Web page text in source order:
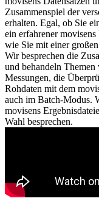
Zusammenspiel der
erhalten. Egal, ob Sie
ein erfahrener
wie Sie mit einer
Wir besprechen die
und behandeln
Messungen, die
Rohdaten mit dem
auch im Batch-Modus.
movisens
Wahl besprechen.